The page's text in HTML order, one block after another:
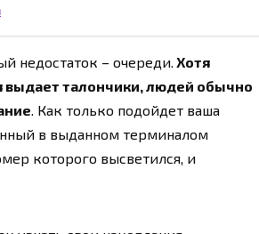
недостаток – очереди. Хотя
выдает талончики, людей обычно
. Как только подойдет ваша
в выданном терминалом
которого высветился, и